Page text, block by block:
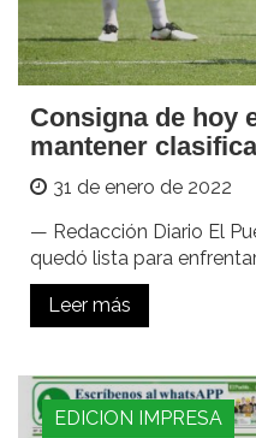
Consigna de hoy
mantener
31 de enero de 2022
— Redacción Diario El
quedó lista para
Leer más
EDICION IMPRESA